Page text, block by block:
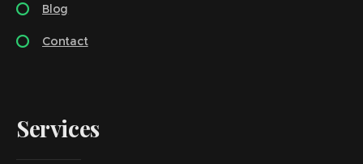
Blog
Contact
Services